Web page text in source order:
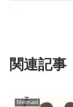
関連記事
Mermaid